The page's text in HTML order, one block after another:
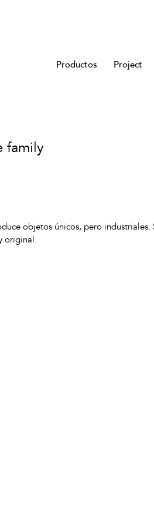
Productos Project
family
objetos únicos, pero
original.